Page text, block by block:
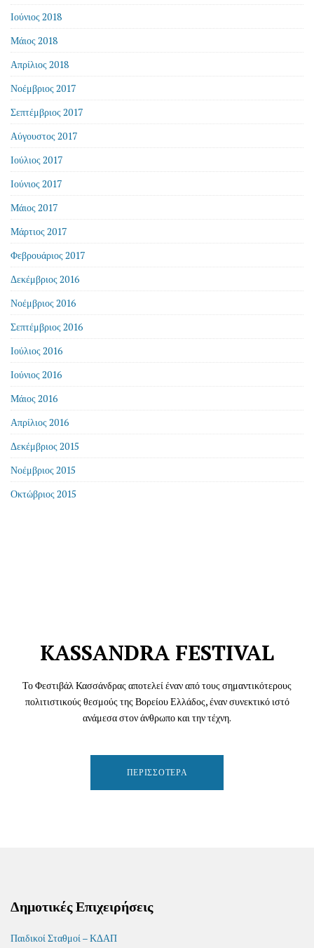
Ιούνιος 2018
Μάιος 2018
Απρίλιος 2018
Νοέμβριος 2017
Σεπτέμβριος 2017
Αύγουστος 2017
Ιούλιος 2017
Ιούνιος 2017
Μάιος 2017
Μάρτιος 2017
Φεβρουάριος 2017
Δεκέμβριος 2016
Νοέμβριος 2016
Σεπτέμβριος 2016
Ιούλιος 2016
Ιούνιος 2016
Μάιος 2016
Απρίλιος 2016
Δεκέμβριος 2015
Νοέμβριος 2015
Οκτώβριος 2015
KASSANDRA FESTIVAL
Το Φεστιβάλ Κασσάνδρας αποτελεί έναν από τους σημαντικότερους
πολιτιστικούς θεσμούς της Βορείου Ελλάδος, έναν συνεκτικό ιστό
ανάμεσα στον άνθρωπο και την τέχνη.
ΠΕΡΙΣΣΌΤΕΡΑ
Δημοτικές Επιχειρήσεις
Παιδικοί Σταθμοί – ΚΔΑΠ